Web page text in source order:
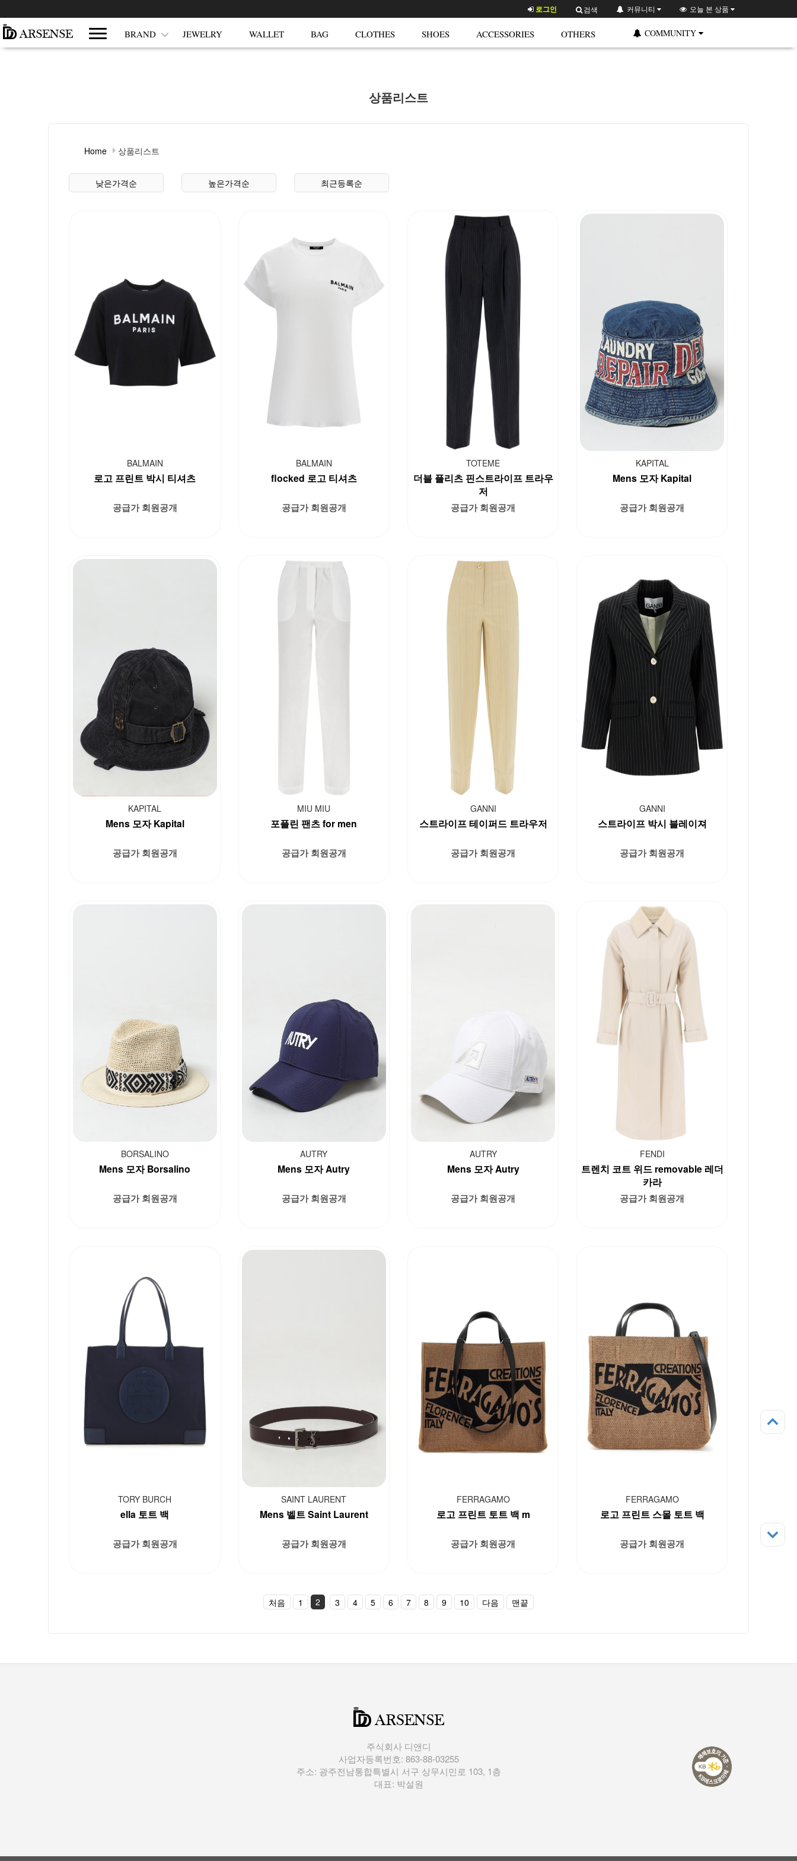
로그인 검색 커뮤니티 오늘 본 상품
쇼핑몰 카테고리 BRAND JEWELRY WALLET BAG CLOTHES SHOES ACCESSORIES OTHERS COMMUNITY
상품리스트
Home 상품리스트
상품 정렬낮은가격순 높은가격순 최근등록순
BALMAIN
로고 프린트 박시 티셔츠
공급가 회원공개
BALMAIN
flocked 로고 티셔츠
공급가 회원공개
TOTEME
더블 플리츠 핀스트라이프 트라우
저
공급가 회원공개
KAPITAL
Mens 모자 Kapital
공급가 회원공개
KAPITAL
Mens 모자 Kapital
공급가 회원공개
MIU MIU
포플린 팬츠 for men
공급가 회원공개
GANNI
스트라이프 테이퍼드 트라우저
공급가 회원공개
GANNI
스트라이프 박시 블레이져
공급가 회원공개
BORSALINO
Mens 모자 Borsalino
공급가 회원공개
AUTRY
Mens 모자 Autry
공급가 회원공개
AUTRY
Mens 모자 Autry
공급가 회원공개
FENDI
트렌치 코트 위드 removable 레더
카라
공급가 회원공개
TORY BURCH
ella 토트 백
공급가 회원공개
SAINT LAURENT
Mens 벨트 Saint Laurent
공급가 회원공개
FERRAGAMO
로고 프린트 토트 백 m
공급가 회원공개
FERRAGAMO
로고 프린트 스몰 토트 백
공급가 회원공개
처음 1 2 3 4 5 6 7 8 9 10 다음 맨끝
주식회사 디앤디
사업자등록번호: 863-88-03255
주소: 광주전남통합특별시 서구 상무시민로 103, 1층
대표: 박설원